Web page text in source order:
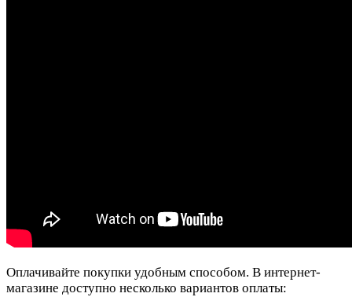
Оплачивайте покупки удобным способом. В интернет-
магазине доступно несколько вариантов оплаты: